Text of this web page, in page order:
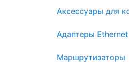
Аксессуары для
Адаптеры Ethernet
Маршрутизаторы